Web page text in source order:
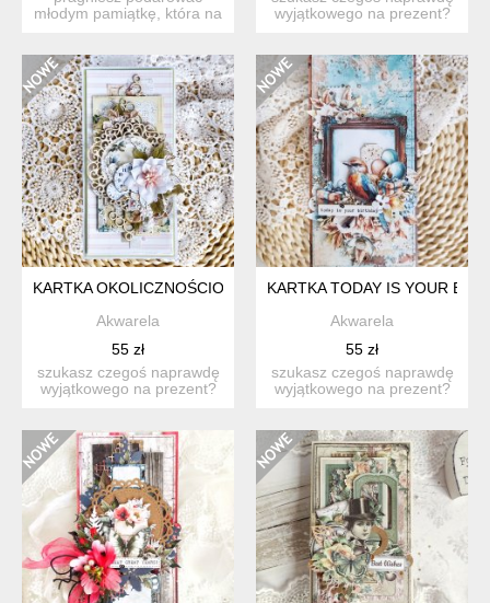
młodym pamiątkę, która na
wyjątkowego na prezent?
KARTKA OKOLICZNOŚCIOWA, PREZENT RĘCZNIE ROBIONY
Akwarela
55 zł
szukasz czegoś naprawdę
wyjątkowego na prezent?
KARTKA TODAY IS YOUR
Akwarela
55 zł
szukasz czegoś naprawdę
wyjątkowego na prezent?